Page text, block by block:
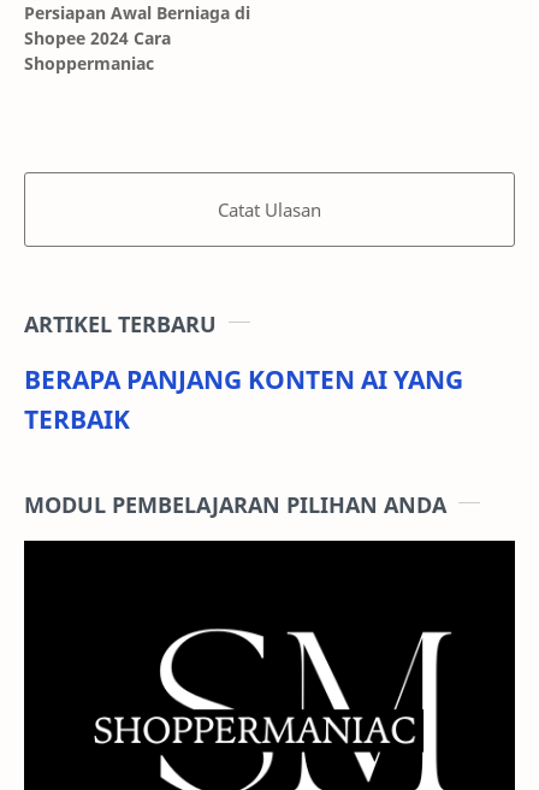
Persiapan Awal Berniaga di
Shopee 2024 Cara
Shoppermaniac
Catat Ulasan
ARTIKEL TERBARU
BERAPA PANJANG KONTEN AI YANG
TERBAIK
MODUL PEMBELAJARAN PILIHAN ANDA